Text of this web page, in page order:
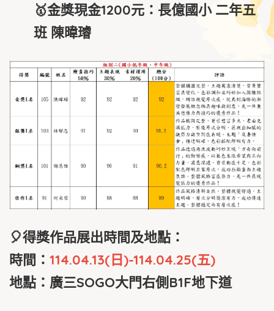
🥇金獎現金1200元：長億國小 二年五
班 陳暐璿
🎈得獎作品展出時間及地點：
時間： 114.04.13(日)-114.04.25(五)
地點：廣三SOGO大門右側B1F地下道